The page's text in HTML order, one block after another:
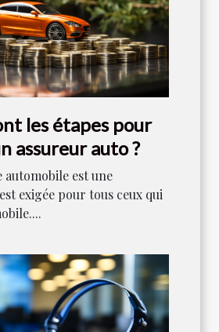
les étapes pour
assureur auto ?
automobile est une
exigée pour tous ceux qui